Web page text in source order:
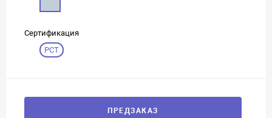
Сертификация
РСТ
ПРЕДЗАКАЗ